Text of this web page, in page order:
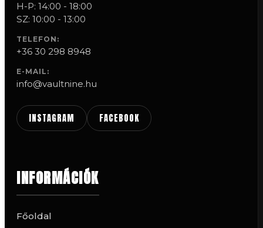
H-P: 14:00 - 18:00
SZ: 10:00 - 13:00
TELEFON:
+36 30 298 8948
E-MAIL:
info@vaultnine.hu
INSTAGRAM FACEBOOK
INFORMÁCIÓK
Főoldal